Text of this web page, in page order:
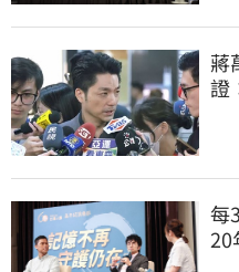
蔣
證
每
20